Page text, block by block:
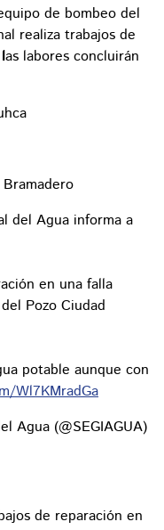
de bombeo del
realiza trabajos de
as labores concluirán
del Agua informa a
en una falla
Pozo Ciudad
potable aunque con
Wl7KMradGa
Agua (@SEGIAGUA)
de reparación en